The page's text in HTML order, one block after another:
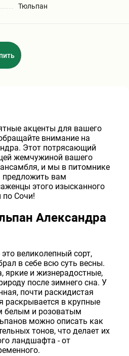
травы
Тюльпан
акценты для вашего
внимание на
Этот потрясающий
жемчужиной вашего
ансамбля, и мы в питомнике
вам
этого изысканного
по Сочи!
Александра
великолепный сорт,
в себе всю суть весны.
яркие и жизнерадостные,
после зимнего сна. У
почти раскидистая
раскрывается в крупные
белым и розоватым
можно описать как
тонов, что делает их
ландшафта - от